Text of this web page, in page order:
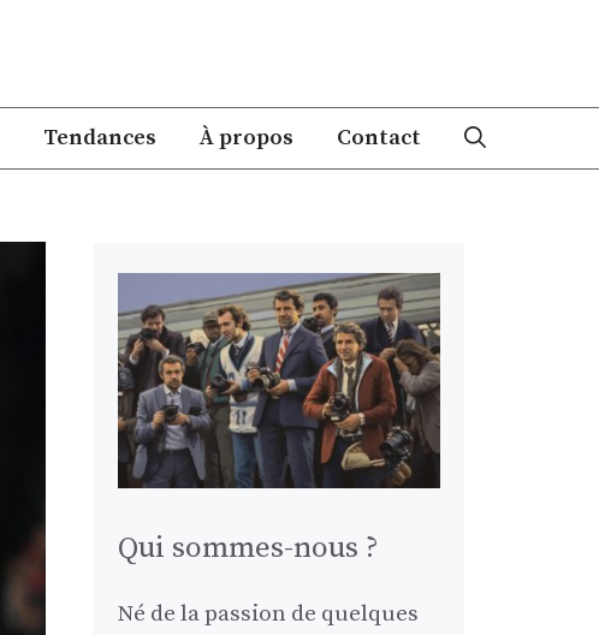
Tendances À propos Contact
Qui sommes-nous ?
Né de la passion de quelques